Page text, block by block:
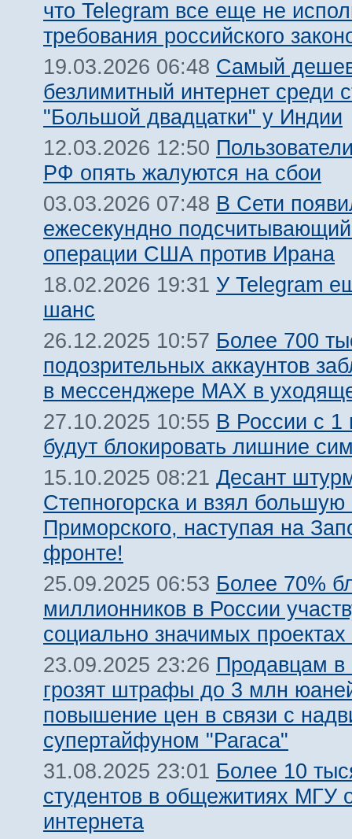
что Telegram все еще не
требования российского
19.03.2026 06:48 Самый
безлимитный интернет среди
"Большой двадцатки" у Индии
12.03.2026 12:50
РФ опять жалуются на сбои
03.03.2026 07:48 В Сети
ежесекундно
операции США против Ирана
18.02.2026 19:31 У Telegram
шанс
26.12.2025 10:57 Более 700
подозрительных аккаунтов
в мессенджере MAX в
27.10.2025 10:55 В России с 1
будут блокировать лишние
15.10.2025 08:21 Десант
Степногорска и взял большую
Приморского, наступая на
фронте!
25.09.2025 06:53 Более 70%
миллионников в России
социально значимых
23.09.2025 23:26 Продавцам в
грозят штрафы до 3 млн
повышение цен в связи с
супертайфуном "Рагаса"
31.08.2025 23:01 Более 10
студентов в общежитиях МГУ
интернета